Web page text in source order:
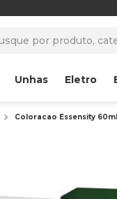
Unhas Eletro
Coloracao Essensity